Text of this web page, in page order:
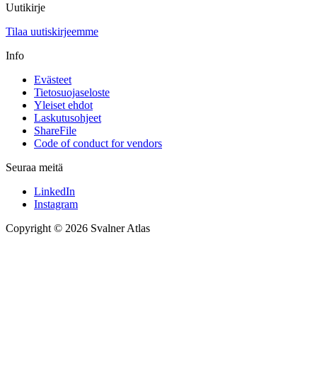
Uutikirje
Tilaa uutiskirjeemme
Info
Evästeet
Tietosuojaseloste
Yleiset ehdot
Laskutusohjeet
ShareFile
Code of conduct for vendors
Seuraa meitä
LinkedIn
Instagram
Copyright © 2026 Svalner Atlas